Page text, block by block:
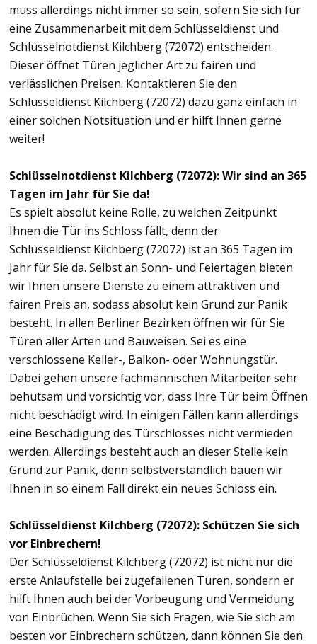
muss allerdings nicht immer so sein, sofern Sie sich für
eine Zusammenarbeit mit dem Schlüsseldienst und
Schlüsselnotdienst Kilchberg (72072) entscheiden.
Dieser öffnet Türen jeglicher Art zu fairen und
verlässlichen Preisen. Kontaktieren Sie den
Schlüsseldienst Kilchberg (72072) dazu ganz einfach in
einer solchen Notsituation und er hilft Ihnen gerne
weiter!
Schlüsselnotdienst Kilchberg (72072): Wir sind an 365
Tagen im Jahr für Sie da!
Es spielt absolut keine Rolle, zu welchen Zeitpunkt
Ihnen die Tür ins Schloss fällt, denn der
Schlüsseldienst Kilchberg (72072) ist an 365 Tagen im
Jahr für Sie da. Selbst an Sonn- und Feiertagen bieten
wir Ihnen unsere Dienste zu einem attraktiven und
fairen Preis an, sodass absolut kein Grund zur Panik
besteht. In allen Berliner Bezirken öffnen wir für Sie
Türen aller Arten und Bauweisen. Sei es eine
verschlossene Keller-, Balkon- oder Wohnungstür.
Dabei gehen unsere fachmännischen Mitarbeiter sehr
behutsam und vorsichtig vor, dass Ihre Tür beim Öffnen
nicht beschädigt wird. In einigen Fällen kann allerdings
eine Beschädigung des Türschlosses nicht vermieden
werden. Allerdings besteht auch an dieser Stelle kein
Grund zur Panik, denn selbstverständlich bauen wir
Ihnen in so einem Fall direkt ein neues Schloss ein.
Schlüsseldienst Kilchberg (72072): Schützen Sie sich
vor Einbrechern!
Der Schlüsseldienst Kilchberg (72072) ist nicht nur die
erste Anlaufstelle bei zugefallenen Türen, sondern er
hilft Ihnen auch bei der Vorbeugung und Vermeidung
von Einbrüchen. Wenn Sie sich Fragen, wie Sie sich am
besten vor Einbrechern schützen, dann können Sie den